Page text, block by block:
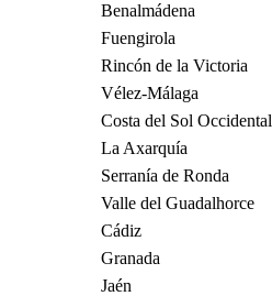
Benalmádena
Fuengirola
Rincón de la Victoria
Vélez-Málaga
Costa del Sol Occidental
La Axarquía
Serranía de Ronda
Valle del Guadalhorce
Cádiz
Granada
Jaén